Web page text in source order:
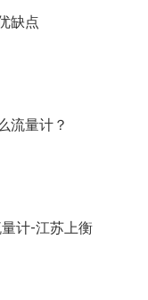
缺点
流量计？
计-江苏上衡